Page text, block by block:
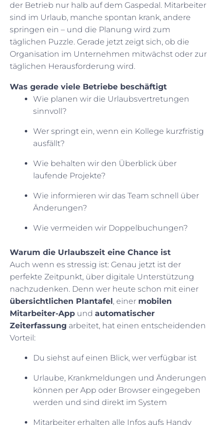
der Betrieb nur halb auf dem Gaspedal. Mitarbeiter
sind im Urlaub, manche spontan krank, andere
springen ein – und die Planung wird zum
täglichen Puzzle. Gerade jetzt zeigt sich, ob die
Organisation im Unternehmen mitwächst oder zur
täglichen Herausforderung wird.
Was gerade viele Betriebe beschäftigt
Wie planen wir die Urlaubsvertretungen
sinnvoll?
Wer springt ein, wenn ein Kollege kurzfristig
ausfällt?
Wie behalten wir den Überblick über
laufende Projekte?
Wie informieren wir das Team schnell über
Änderungen?
Wie vermeiden wir Doppelbuchungen?
Warum die Urlaubszeit eine Chance ist
Auch wenn es stressig ist: Genau jetzt ist der
perfekte Zeitpunkt, über digitale Unterstützung
nachzudenken. Denn wer heute schon mit einer
übersichtlichen Plantafel , einer mobilen
Mitarbeiter-App und automatischer
Zeiterfassung arbeitet, hat einen entscheidenden
Vorteil:
Du siehst auf einen Blick, wer verfügbar ist
Urlaube, Krankmeldungen und Änderungen
können per App oder Browser eingegeben
werden und sind direkt im System
Mitarbeiter erhalten alle Infos aufs Handy